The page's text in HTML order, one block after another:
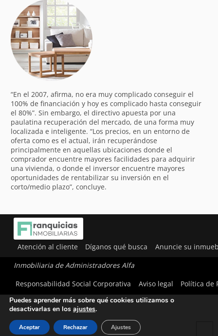
“En el 2007, afirma, no era muy complicado conseguir el
100% de financiación y hoy es complicado hasta conseguir
el 80%”. Sin embargo, el directivo apuesta por una
paulatina recuperación del mercado, de una forma muy
localizada e inteligente. “Los precios, en un entorno de
oferta como es el actual, irán recuperándose
principalmente en aquellas ubicaciones donde el
comprador encuentre mayores facilidades para adquirir
una vivienda, o donde el inversor encuentre mayores
oportunidades de rentabilizar su inversión en el
corto/medio plazo”, concluye.
Atención al cliente Díganos qué busca Anuncie su
Inmobiliaria de Administradores Alfa
Responsabilidad Social Corporativa
Aviso legal Política de
Utilizamos cookies para ofrecerte la mejor experiencia en
Puedes aprender más sobre qué cookies utilizamos o
desactivarlas en los ajustes.
Aceptar Rechazar Ajustes